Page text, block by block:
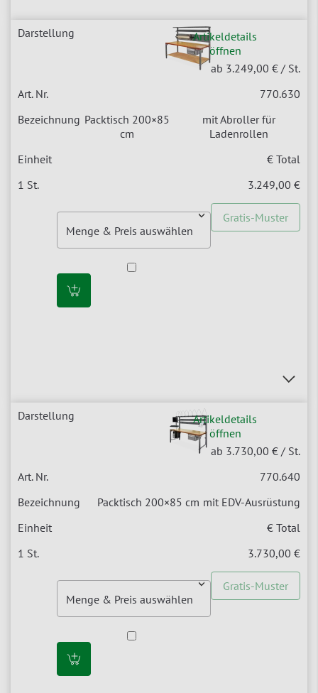
Artikeldetails
öffnen
ab 3.249,00 € / St.
770.630
Packtisch 200×85
cm
mit Abroller für
Ladenrollen
€ Total
3.249,00 €
Gratis-Muster
Artikeldetails
öffnen
ab 3.730,00 € / St.
770.640
Packtisch 200×85 cm mit EDV-Ausrüstung
€ Total
3.730,00 €
Gratis-Muster